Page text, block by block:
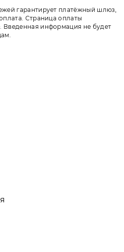
гарантирует платёжный шлюз,
Страница оплаты
информация не будет